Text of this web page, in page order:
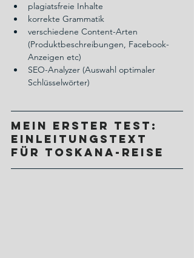
plagiatsfreie Inhalte
korrekte Grammatik
verschiedene Content-Arten
(Produktbeschreibungen, Facebook-
Anzeigen etc)
SEO-Analyzer (Auswahl optimaler
Schlüsselwörter)
Mein erster Test:
Einleitungstext
für Toskana-Reise